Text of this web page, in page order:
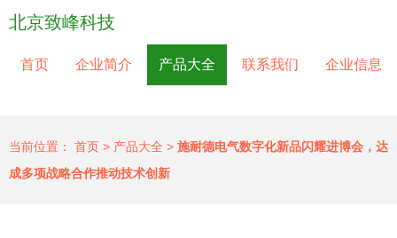
北京致峰科技
首页 企业简介 产品大全 联系我们 企业信息
当前位置： 首页 > 产品大全 > 施耐德电气数字化新品闪耀进博会，达
成多项战略合作推动技术创新